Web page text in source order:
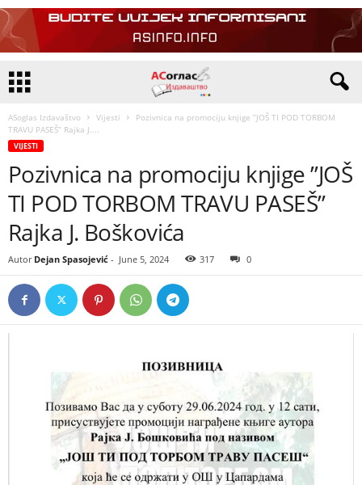
ASoglas Izdavaštvo Vijesti
Pozivnica na promociju knjige ”JOŠ TI POD TORBOM
TRAVU PASEŠ” Rajka J....
VIJESTI
Pozivnica na promociju knjige ”JOŠ
TI POD TORBOM TRAVU PASEŠ”
Rajka J. Boškovića
Autor Dejan Spasojević - June 5, 2024 317 0